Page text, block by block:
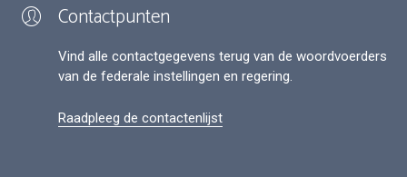
Contactpunten
Vind alle contactgegevens terug van de woordvoerders
van de federale instellingen en regering.
Raadpleeg de contactenlijst